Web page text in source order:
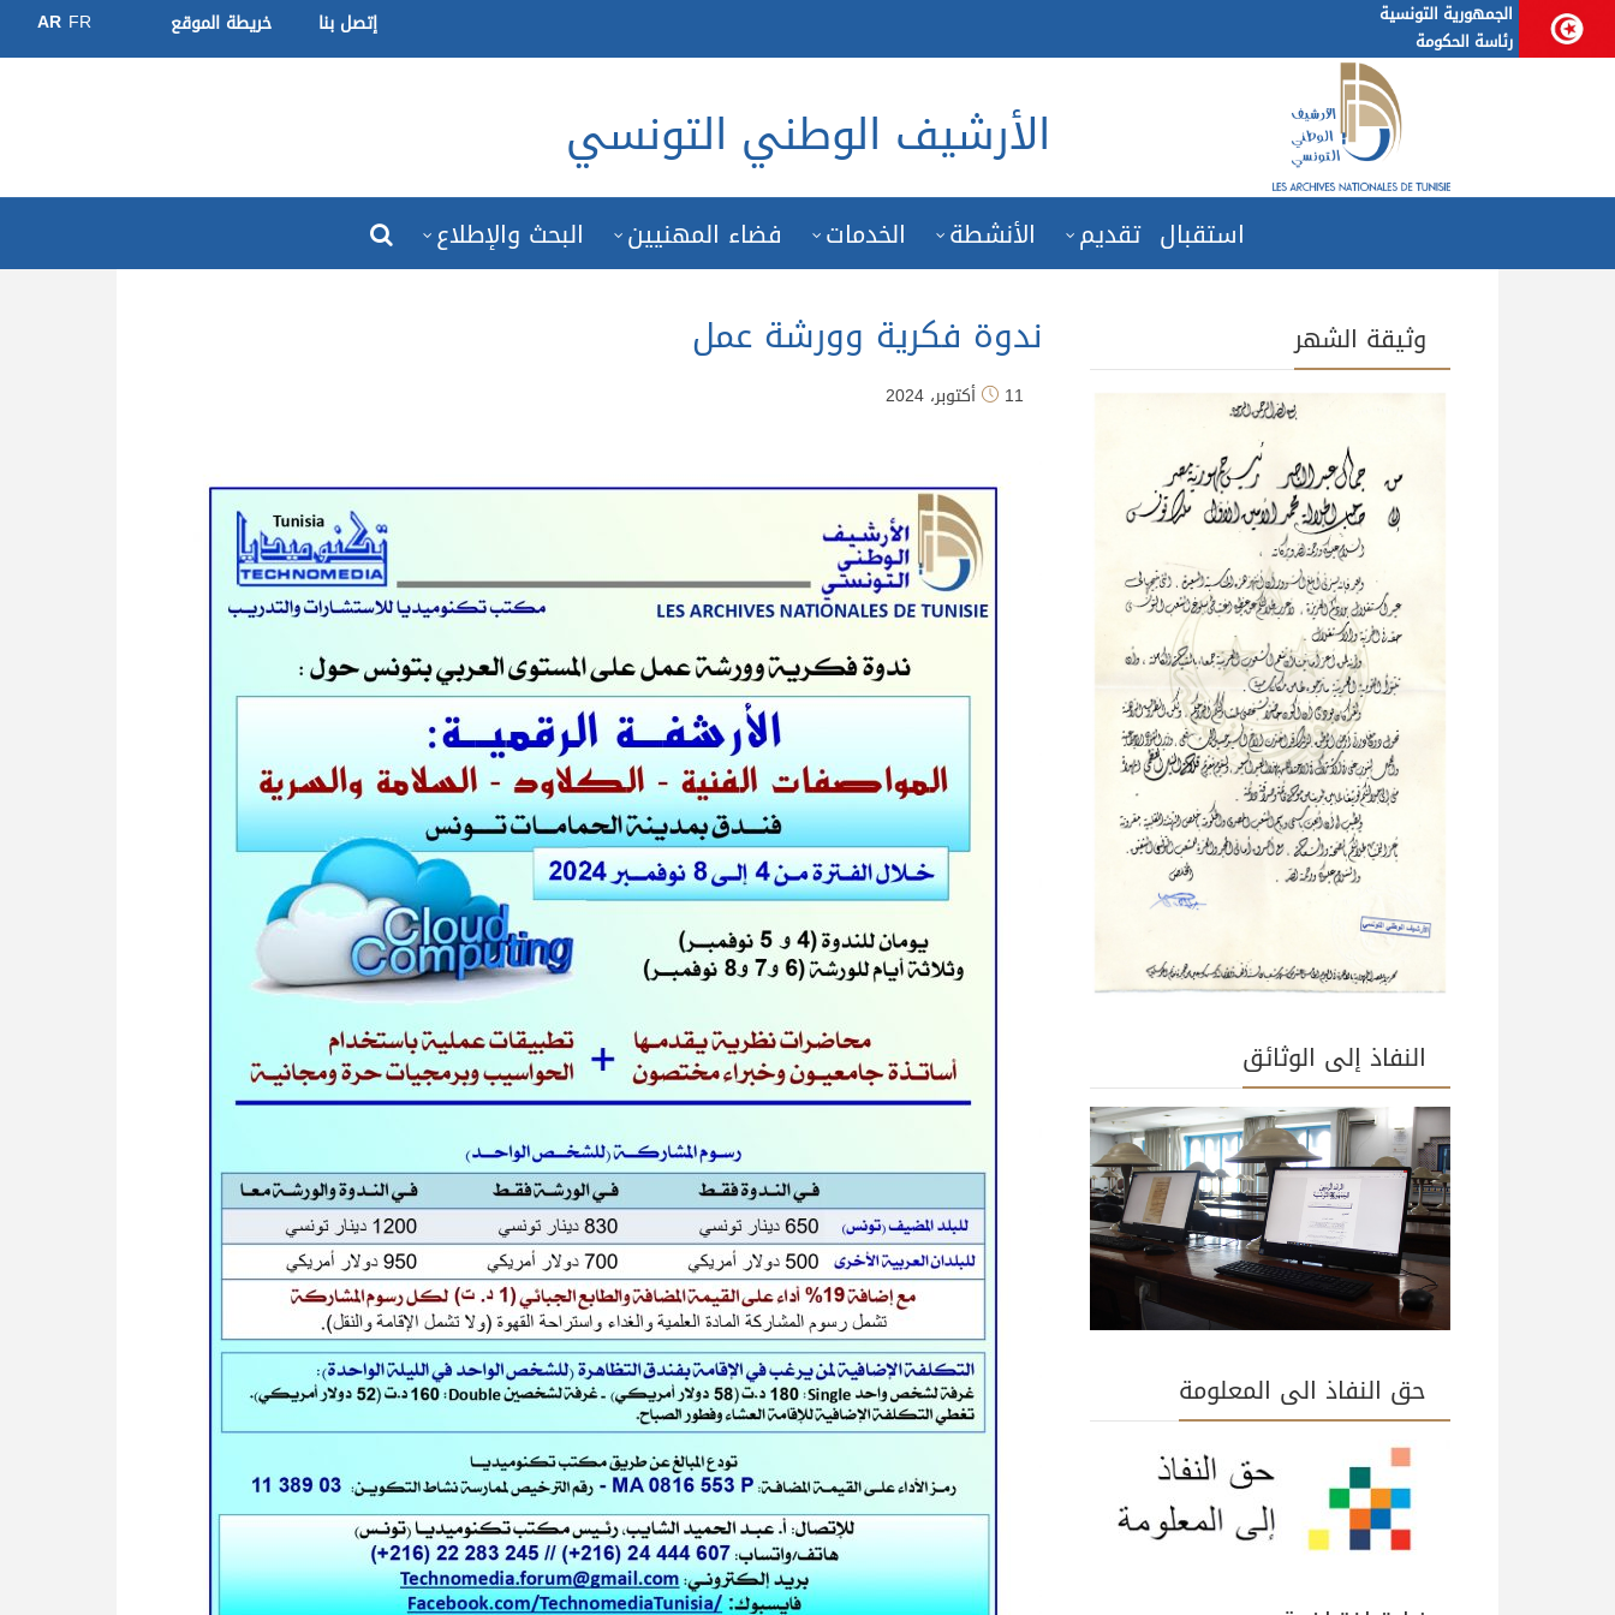
الجمهورية التونسية
رئاسة الحكومة
AR FR خريطة الموقع إتصل بنا
الأرشيف الوطني التونسي
استقبال تقديم الأنشطة الخدمات فضاء المهنيين البحث والإطلاع
ندوة فكرية وورشة عمل
11 أكتوبر، 2024
وثيقة الشهر
النفاذ إلى الوثائق
حق النفاذ الى المعلومة